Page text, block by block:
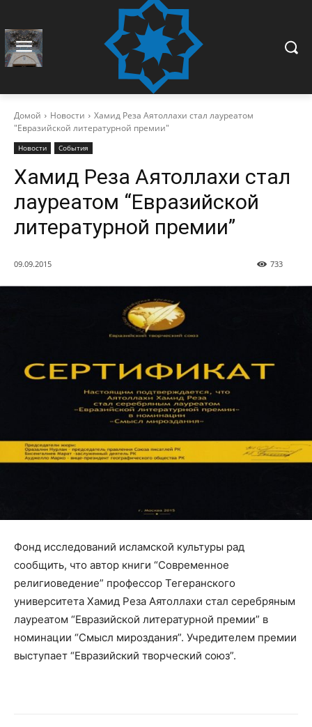
Домой Новости
Хамид Реза Аятоллахи стал лауреатом
"Евразийской литературной премии"
Новости События
Хамид Реза Аятоллахи стал
лауреатом “Евразийской
литературной премии”
09.09.2015 733
Фонд исследований исламской культуры рад
сообщить, что автор книги “Современное
религиоведение” профессор Тегеранского
университета Хамид Реза Аятоллахи стал серебряным
лауреатом “Евразийской литературной премии” в
номинации “Смысл мироздания”. Учредителем премии
выступает “Евразийский творческий союз”.